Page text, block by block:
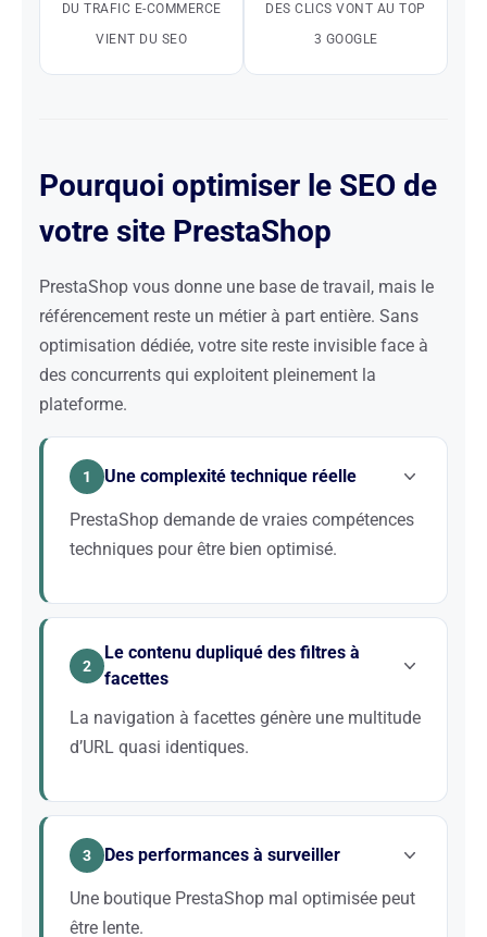
DU TRAFIC E-COMMERCE
VIENT DU SEO
DES CLICS VONT AU TOP
3 GOOGLE
Pourquoi optimiser le SEO de
votre site PrestaShop
PrestaShop vous donne une base de travail, mais le
référencement reste un métier à part entière. Sans
optimisation dédiée, votre site reste invisible face à
des concurrents qui exploitent pleinement la
plateforme.
1 Une complexité technique réelle
PrestaShop demande de vraies compétences
techniques pour être bien optimisé.
Configuration serveur, version PHP, gestion du
impacte le SEO. Notre expertise PrestaShop garantit
une optimisation technique solide.
2
Le contenu dupliqué des filtres à
facettes
La navigation à facettes génère une multitude
d’URL quasi identiques.
Sans gestion fine des balises canoniques et des
crawl sur des pages sans valeur. Nous structurons
stratégiques.
3 Des performances à surveiller
Une boutique PrestaShop mal optimisée peut
être lente.